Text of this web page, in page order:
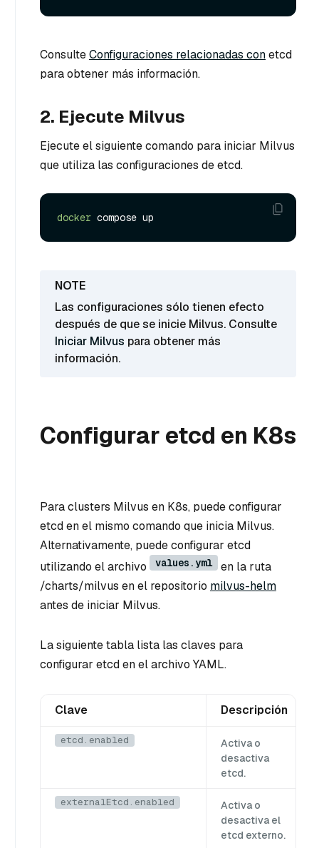
ConsulteConfiguraciones relacionadas conetcd
para obtener más información.
2. Ejecute Milvus
Ejecute el siguiente comando para iniciar Milvus
que utiliza las configuraciones de etcd.
docker
Las configuraciones sólo tienen efecto
después de que se inicie Milvus. Consulte
Iniciar Milvus para obtener más
información.
Configurar etcd en K8s
Para clusters Milvus en K8s, puede configurar
etcd en el mismo comando que inicia Milvus.
Alternativamente, puede configurar etcd
utilizando el archivo
values.yml
en la ruta
/charts/milvus en el repositorio milvus-helm
antes de iniciar Milvus.
La siguiente tabla lista las claves para
configurar etcd en el archivo YAML.
Clave Descripción
etcd.enabled
Activa o
desactiva
etcd.
externalEtcd.enabled
Activa o
desactiva el
etcd externo.